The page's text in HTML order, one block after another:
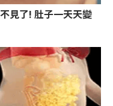
見了! 肚子一天天變